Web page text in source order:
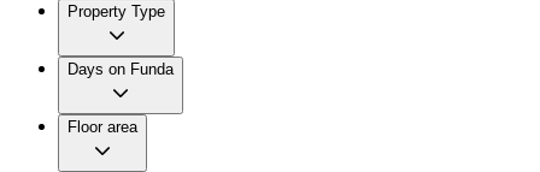
Property Type
Days on Funda
Floor area